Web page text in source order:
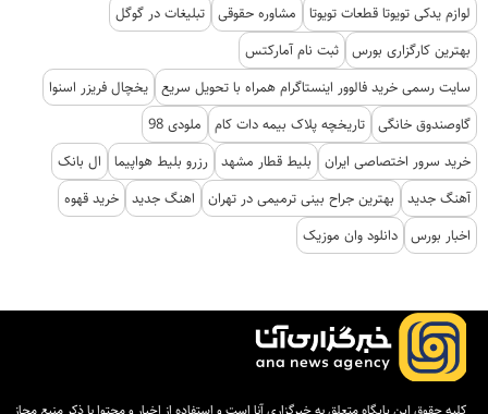
لوازم یدکی تویوتا قطعات تویوتا
مشاوره حقوقی تبلیغات در گوگل
بهترین کارگزاری بورس ثبت نام آمارکتس
سایت رسمی خرید فالوور اینستاگرام همراه با تحویل سریع یخچال فریزر اسنوا
گاوصندوق خانگی تاریخچه پلاک بیمه دات کام
ملودی 98
خرید سرور اختصاصی ایران
بلیط قطار مشهد رزرو بلیط هواپیما
ال بانک
آهنگ جدید
بهترین جراح بینی ترمیمی در تهران اهنگ جدید خرید قهوه
اخبار بورس دانلود وان موزیک